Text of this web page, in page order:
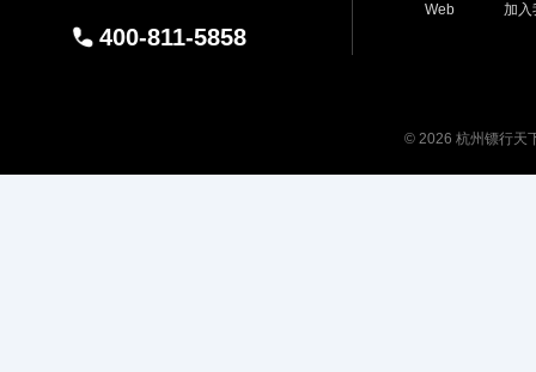
400-811-5858
Web
加入
© 2026 杭州镖行天